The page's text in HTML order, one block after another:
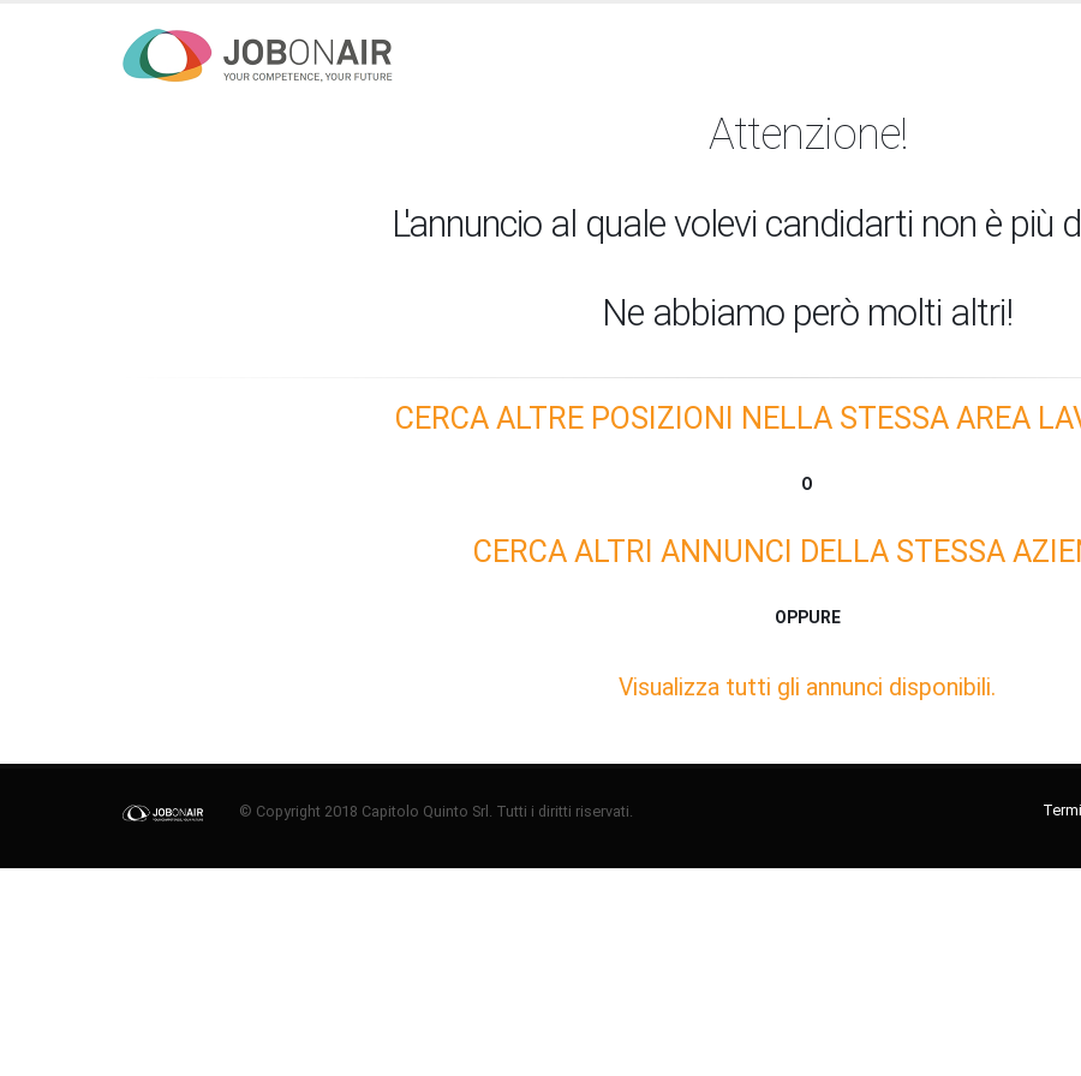
Attenzione!
L'annuncio al quale volevi candidarti non è più
Ne abbiamo però molti altri!
CERCA ALTRE POSIZIONI NELLA STESSA AREA
O
CERCA ALTRI ANNUNCI DELLA STESSA
OPPURE
Visualizza tutti gli annunci disponibili.
© Copyright 2018 Capitolo Quinto Srl. Tutti i diritti riservati.